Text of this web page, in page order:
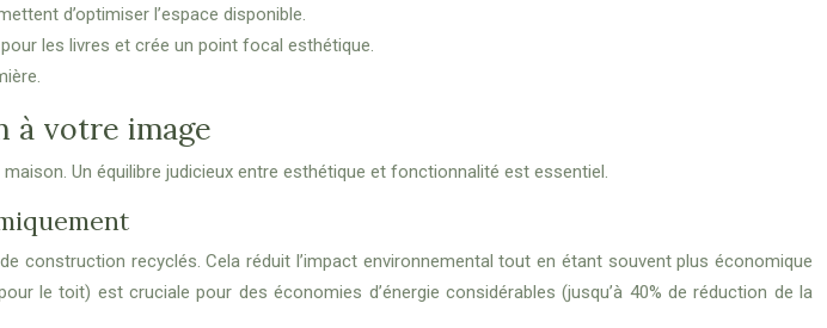
d’optimiser l’espace disponible.
les livres et crée un point focal esthétique.
à votre image
Un équilibre judicieux entre esthétique et fonctionnalité est essentiel.
construction recyclés. Cela réduit l’impact environnemental tout en étant souvent plus économique
le toit) est cruciale pour des économies d’énergie considérables (jusqu’à 40% de réduction de la